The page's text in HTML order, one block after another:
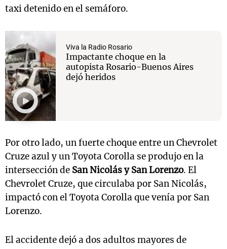
taxi detenido en el semáforo.
Viva la Radio Rosario
Impactante choque en la
autopista Rosario-Buenos Aires
dejó heridos
Por otro lado, un fuerte choque entre un Chevrolet
Cruze azul y un Toyota Corolla se produjo en la
intersección de San Nicolás y San Lorenzo. El
Chevrolet Cruze, que circulaba por San Nicolás,
impactó con el Toyota Corolla que venía por San
Lorenzo.
El accidente dejó a dos adultos mayores de